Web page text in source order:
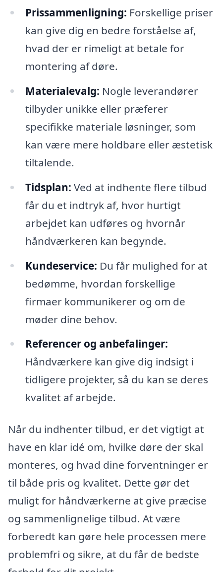
Prissammenligning: Forskellige priser
kan give dig en bedre forståelse af,
hvad der er rimeligt at betale for
montering af døre.
Materialevalg: Nogle leverandører
tilbyder unikke eller præferer
specifikke materiale løsninger, som
kan være mere holdbare eller æstetisk
tiltalende.
Tidsplan: Ved at indhente flere tilbud
får du et indtryk af, hvor hurtigt
arbejdet kan udføres og hvornår
håndværkeren kan begynde.
Kundeservice: Du får mulighed for at
bedømme, hvordan forskellige
firmaer kommunikerer og om de
møder dine behov.
Referencer og anbefalinger:
Håndværkere kan give dig indsigt i
tidligere projekter, så du kan se deres
kvalitet af arbejde.
Når du indhenter tilbud, er det vigtigt at
have en klar idé om, hvilke døre der skal
monteres, og hvad dine forventninger er
til både pris og kvalitet. Dette gør det
muligt for håndværkerne at give præcise
og sammenlignelige tilbud. At være
forberedt kan gøre hele processen mere
problemfri og sikre, at du får de bedste